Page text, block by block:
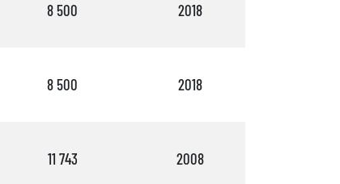
8 500 2018
8 500 2018
11 743 2008